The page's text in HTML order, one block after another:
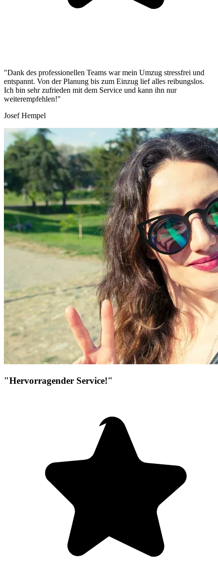
"Dank des professionellen Teams war mein Umzug stressfrei und
entspannt. Von der Planung bis zum Einzug lief alles reibungslos.
Ich bin sehr zufrieden mit dem Service und kann ihn nur
weiterempfehlen!"
Josef Hempel
"Hervorragender Service!"